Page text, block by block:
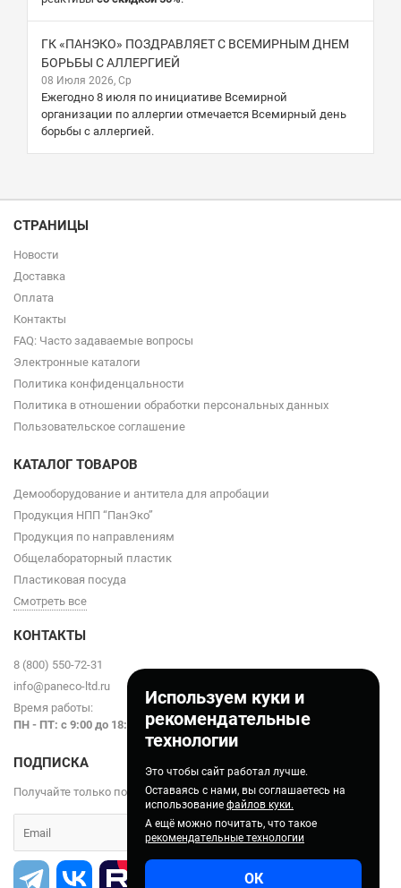
Используем куки и
рекомендательные
технологии
Это чтобы сайт работал лучше.
Оставаясь с нами, вы соглашаетесь на
использование файлов куки.
А ещё можно почитать, что такое
рекомендательные технологии
ОК
ГК «ПАНЭКО» ПОЗДРАВЛЯЕТ С ВСЕМИРНЫМ ДНЕМ
БОРЬБЫ С АЛЛЕРГИЕЙ
08 Июля 2026, Ср
Ежегодно 8 июля по инициативе Всемирной
организации по аллергии отмечается Всемирный день
борьбы с аллергией.
СТРАНИЦЫ
Новости
Доставка
Оплата
Контакты
FAQ: Часто задаваемые вопросы
Электронные каталоги
Политика конфиденцальности
Политика в отношении обработки персональных данных
Пользовательское соглашение
КАТАЛОГ ТОВАРОВ
Демооборудование и антитела для апробации
Продукция НПП “ПанЭко”
Продукция по направлениям
Общелабораторный пластик
Пластиковая посуда
Смотреть все
КОНТАКТЫ
8 (800) 550-72-31
info@paneco-ltd.ru
Время работы:
ПН - ПТ: с 9:00 до 18:00
ПОДПИСКА
Получайте только полезные статьи!